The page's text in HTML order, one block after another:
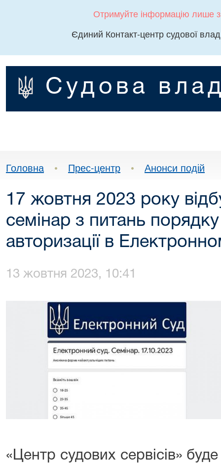
Отримуйте інформацію лише
Єдиний Контакт-центр судової
Судова
Головна • Прес-центр • Анонси подій
17 жовтня 2023 року
семінар з питань порядку
авторизації в
13 жовтня 2023, 10:41
«Центр судових сервісів»